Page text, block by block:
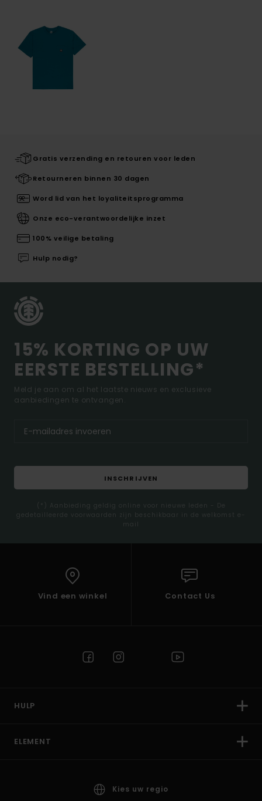
Gratis verzending en retouren voor leden
Retourneren binnen 30 dagen
Word lid van het loyaliteitsprogramma
Onze eco-verantwoordelijke inzet
100% veilige betaling
Hulp nodig?
15% KORTING OP UW
EERSTE BESTELLING*
Meld je aan om al het laatste nieuws en exclusieve
aanbiedingen te ontvangen.
INSCHRIJVEN
(*) Aanbieding geldig online voor nieuwe leden - De
gedetailleerde voorwaarden zijn beschikbaar in de welkomst e-
mail
Vind een winkel Contact Us
HULP
ELEMENT
Kies uw regio